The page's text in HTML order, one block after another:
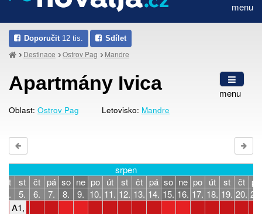
menu
Doporučit 12 tis. Sdílet
Destinace Ostrov Pag Mandre
menu
Apartmány Ivica
Oblast: Ostrov Pag Letovisko: Mandre
srpen
út
st čt pá so ne po út st čt pá so ne po út st čt pá
4.
5. 6. 7. 8. 9. 10. 11. 12. 13. 14. 15. 16. 17. 18. 19. 20. 21.
A1, 2-5 osob, 1 ložnice